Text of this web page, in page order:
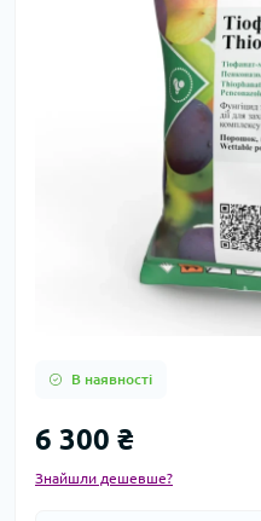
В наявності
6 300 ₴
Знайшли дешевше?